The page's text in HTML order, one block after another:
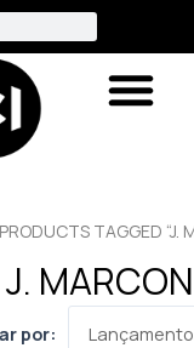
TAGGED “J.
J. MARCON
por: